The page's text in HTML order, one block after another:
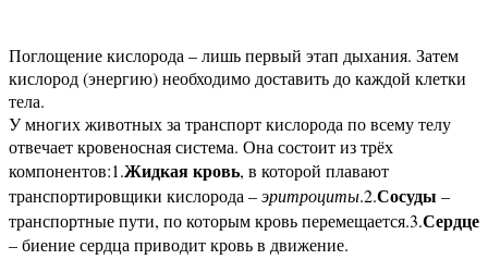
Поглощение кислорода – лишь первый этап дыхания. Затем
кислород (энергию) необходимо доставить до каждой клетки
тела.
У многих животных за транспорт кислорода по всему телу
отвечает кровеносная система. Она состоит из трёх
компонентов:1.Жидкая кровь, в которой плавают
транспортировщики кислорода –эритроциты.2.Сосуды –
транспортные пути, по которым кровь перемещается.3.Сердце
– биение сердца приводит кровь в движение.